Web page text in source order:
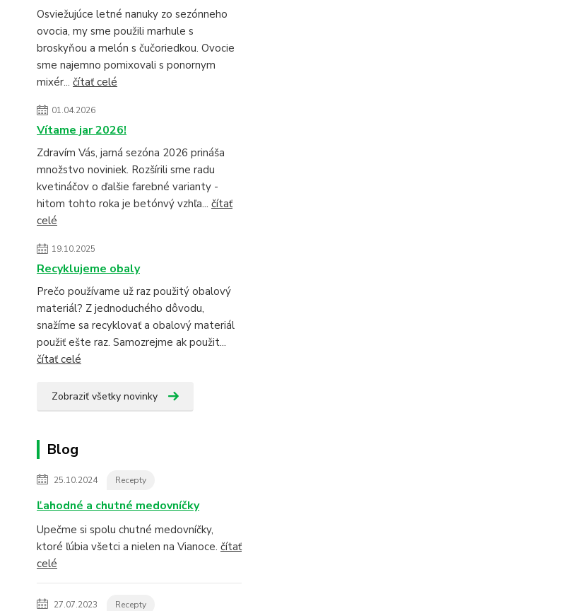
Osviežujúce letné nanuky zo sezónneho
ovocia, my sme použili marhule s
broskyňou a melón s čučoriedkou. Ovocie
sme najemno pomixovali s ponornym
mixér... čítať celé
01.04.2026
Vítame jar 2026!
Zdravím Vás, jarná sezóna 2026 prináša
množstvo noviniek. Rozšírili sme radu
kvetináčov o ďalšie farebné varianty -
hitom tohto roka je betónvý vzhľa... čítať
celé
19.10.2025
Recyklujeme obaly
Prečo používame už raz použitý obalový
materiál? Z jednoduchého dôvodu,
snažíme sa recyklovať a obalový materiál
použiť ešte raz. Samozrejme ak použit...
čítať celé
Zobraziť všetky novinky
Blog
25.10.2024 Recepty
Ľahodné a chutné medovníčky
Upečme si spolu chutné medovníčky,
ktoré ľúbia všetci a nielen na Vianoce. čítať
celé
27.07.2023 Recepty